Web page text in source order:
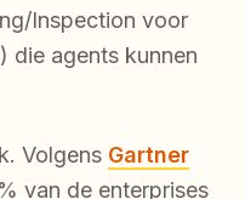
Inspection voor
agents kunnen
Volgens Gartner
van de enterprises